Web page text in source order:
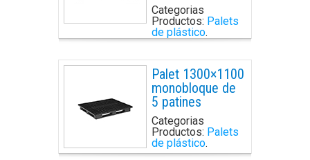
Categorias
Productos: Palets
de plástico.
Palet 1300×1100
monobloque de
5 patines
Categorias
Productos: Palets
de plástico.